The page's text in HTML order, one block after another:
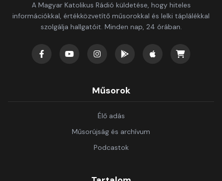
A Magyar Katolikus Rádió küldetése, hogy hiteles
információkkal, értékközvetítő műsorokkal és lelki táplálékkal
szolgálja hallgatóit. Minden nap, 24 órában.
Műsorok
Élő adás
Műsorújság és archívum
Podcastok